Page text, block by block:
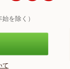
を除く）
て